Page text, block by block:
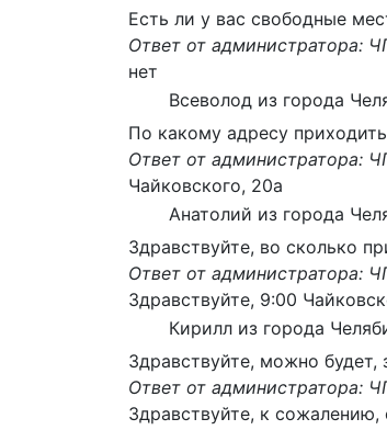
Есть ли у вас свободные
Ответ от администратора:
нет
Всеволод из города
По какому адресу
Ответ от администратора:
Чайковского, 20а
Анатолий из города
Здравствуйте, во сколько
Ответ от администратора:
Здравствуйте, 9:00
Кирилл из города
Здравствуйте, можно будет,
Ответ от администратора:
Здравствуйте, к сожалению,